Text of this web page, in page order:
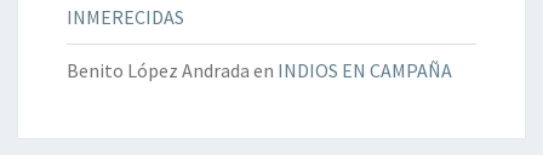
INMERECIDAS
Benito López Andrada en INDIOS EN CAMPAÑA